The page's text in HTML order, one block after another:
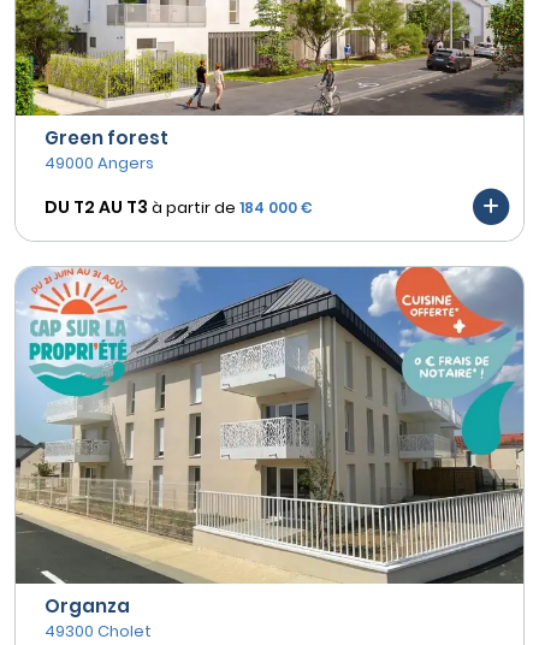
Green forest
49000 Angers
DU T2 AU T3 à partir de 184 000 €
Organza
49300 Cholet